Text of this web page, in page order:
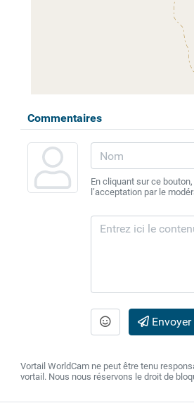
Commentaires
En cliquant sur ce
l’acceptation par le
Envoyer
Vortail WorldCam ne peut être tenu
vortail. Nous nous réservons le droit de